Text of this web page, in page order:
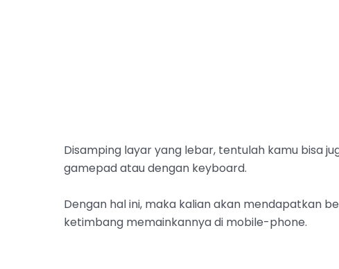
Disamping layar yang lebar, tentulah kamu bisa
gamepad atau dengan keyboard.
Dengan hal ini, maka kalian akan mendapatkan
ketimbang memainkannya di mobile-phone.